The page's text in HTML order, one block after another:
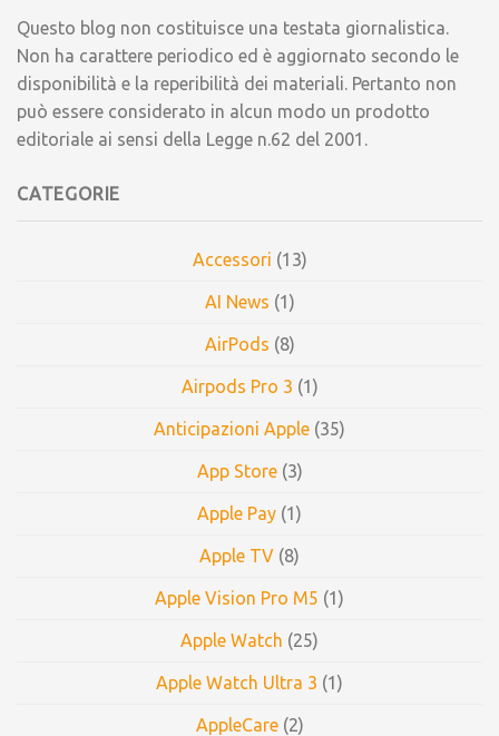
Questo blog non costituisce una testata giornalistica.
Non ha carattere periodico ed è aggiornato secondo le
disponibilità e la reperibilità dei materiali. Pertanto non
può essere considerato in alcun modo un prodotto
editoriale ai sensi della Legge n.62 del 2001.
CATEGORIE
Accessori (13)
AI News (1)
AirPods (8)
Airpods Pro 3 (1)
Anticipazioni Apple (35)
App Store(3)
Apple Pay (1)
Apple TV (8)
Apple Vision Pro M5 (1)
Apple Watch (25)
Apple Watch Ultra 3 (1)
AppleCare(2)